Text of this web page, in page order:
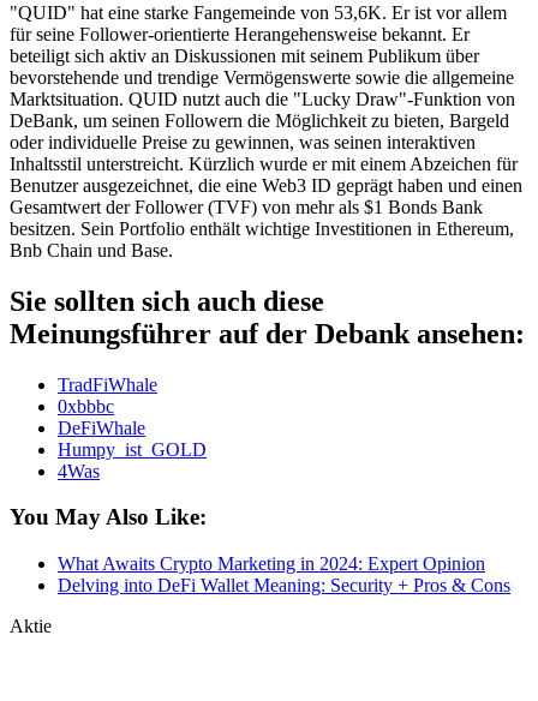
"QUID" hat eine starke Fangemeinde von 53,6K. Er ist vor allem
für seine Follower-orientierte Herangehensweise bekannt. Er
beteiligt sich aktiv an Diskussionen mit seinem Publikum über
bevorstehende und trendige Vermögenswerte sowie die allgemeine
Marktsituation. QUID nutzt auch die "Lucky Draw"-Funktion von
DeBank, um seinen Followern die Möglichkeit zu bieten, Bargeld
oder individuelle Preise zu gewinnen, was seinen interaktiven
Inhaltsstil unterstreicht. Kürzlich wurde er mit einem Abzeichen für
Benutzer ausgezeichnet, die eine Web3 ID geprägt haben und einen
Gesamtwert der Follower (TVF) von mehr als $1 Bonds Bank
besitzen. Sein Portfolio enthält wichtige Investitionen in Ethereum,
Bnb Chain und Base.
Sie sollten sich auch diese
Meinungsführer auf der Debank ansehen:
TradFiWhale
0xbbbc
DeFiWhale
Humpy_ist_GOLD
4Was
You May Also Like:
What Awaits Crypto Marketing in 2024: Expert Opinion
Delving into DeFi Wallet Meaning: Security + Pros & Cons
Aktie